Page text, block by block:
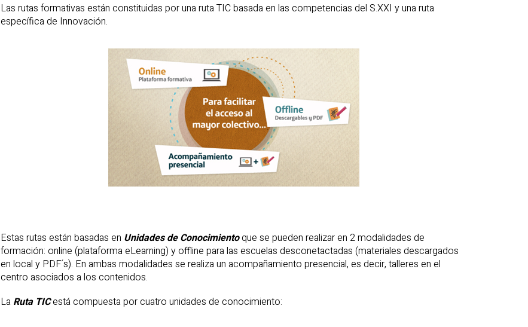
Las rutas formativas están constituidas por una ruta TIC basada en las competencias del S.XXI y una ruta
específica de Innovación.
Estas rutas están basadas en Unidades de Conocimientoque se pueden realizar en 2 modalidades de
formación: online (plataforma eLearning) y offline para las escuelas desconetactadas (materiales descargados
en local y PDF´s). En ambas modalidades se realiza un acompañamiento presencial, es decir, talleres en el
centro asociados a los contenidos.
La Ruta TICestá compuesta por cuatro unidades de conocimiento: